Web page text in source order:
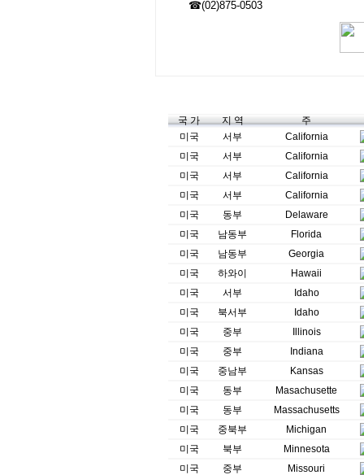
☎(02)875-0503
국 가 지 역
주
미국
서부
California
미국
서부
California
미국
서부
California
미국
서부
California
미국
동부
Delaware
미국
남동부
Florida
미국
남동부
Georgia
미국
하와이
Hawaii
미국
서부
Idaho
미국
북서부
Idaho
미국
중부
Illinois
미국
중부
Indiana
미국
중남부
Kansas
미국
동부
Masachusette
미국
동부
Massachusetts
미국
중북부
Michigan
미국
북부
Minnesota
미국
중부
Missouri